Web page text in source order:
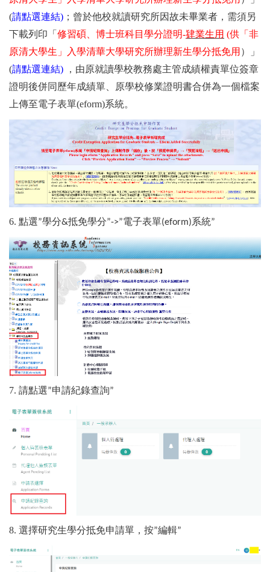
(請點選連結) ；曾於他校就讀研究所因故未畢業者，需須另
下載列印「 修習碩、博士班科目學分證明-肄業生用 (供「非
原清大學生」入學清華大學研究所辦理新生學分抵免用 ）」
(請點選連結)
，由原就讀學校教務處主管成績權責單位簽章
證明後併同歷年成績單、原學校修業證明書合併為一個檔案
上傳至電子表單(eform)系統。
6. 點選”學分&抵免學分”->”電子表單(eform)系統”
7. 請點選”申請紀錄查詢”
8. 選擇研究生學分抵免申請單，按”編輯”